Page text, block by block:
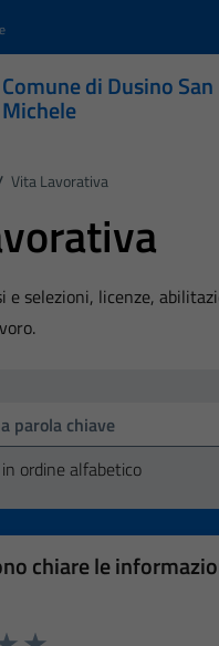
Comune di Dusino San
Michele
Vita Lavorativa
e selezioni, licenze,
ordine alfabetico
chiare le